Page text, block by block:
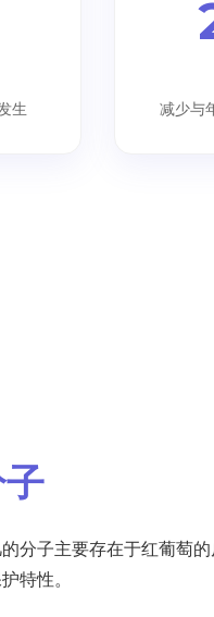
生 减少与
分子主要存在于红葡萄
特性。